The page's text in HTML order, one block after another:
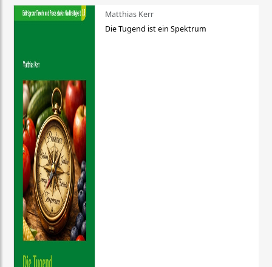
Matthias Kerr
Die Tugend ist ein Spektrum